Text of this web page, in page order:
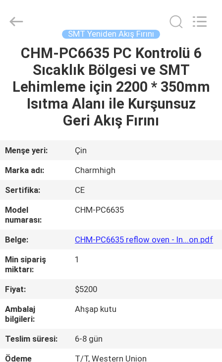
ÜRÜNLER
VIDEOLAR
HAKKIMIZDA
TURU
KALITE
KONTROLÜ
BIZE
ULAŞIN
HABERLER
SHOPPING
TECHNOLOGY
LIMITED.
SMT Yeniden Akış Fırını
CHM-PC6635 PC Kontrolü 6
Sıcaklık Bölgesi ve SMT
Lehimleme için 2200 * 350mm
Isıtma Alanı ile Kurşunsuz
Geri Akış Fırını
Menşe yeri:
Çin
Marka adı:
Charmhigh
Sertifika:
CE
Model
numarası:
CHM-PC6635
Belge:
CHM-PC6635 reflow oven - In...on.pdf
Min sipariş
miktarı:
1
Fiyat:
$5200
Ambalaj
bilgileri:
Ahşap kutu
Teslim süresi:
6-8 gün
Ödeme
T/T, Western Union